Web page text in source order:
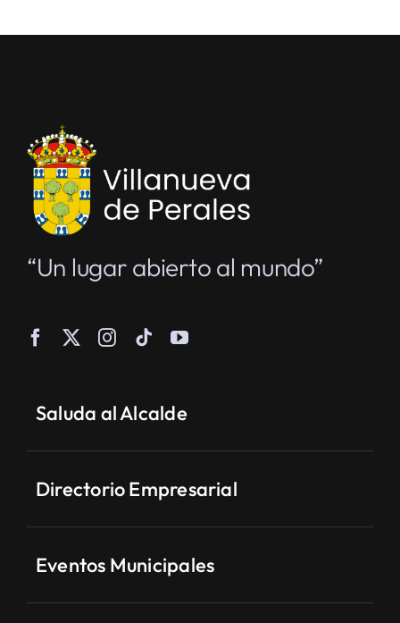
“Un lugar abierto al mundo”
Saluda al Alcalde
Directorio Empresarial
Eventos Municipales